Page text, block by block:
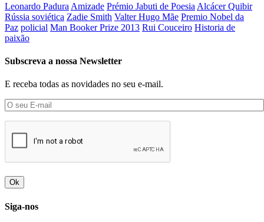
Leonardo Padura Amizade Prémio Jabuti de Poesia Alcácer Quibir
Rússia soviética Zadie Smith Valter Hugo Mãe Premio Nobel da
Paz policial Man Booker Prize 2013 Rui Couceiro Historia de
paixão
Subscreva a nossa Newsletter
E receba todas as novidades no seu e-mail.
Ok
Siga-nos